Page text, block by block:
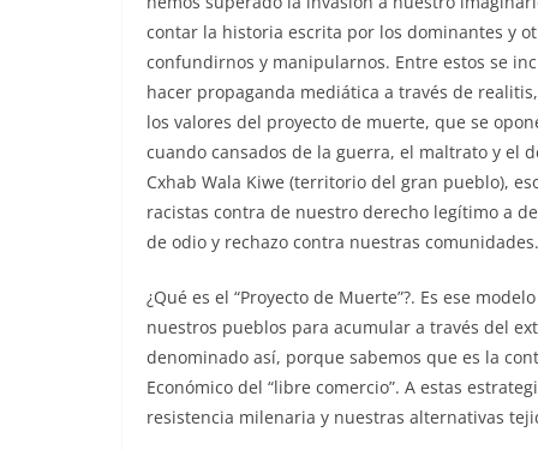
contar la historia escrita por los dominantes y
confundirnos y manipularnos. Entre estos se
hacer propaganda mediática a través de
los valores del proyecto de muerte, que se
cuando cansados de la guerra, el maltrato y el
Cxhab Wala Kiwe (territorio del gran pueblo),
racistas contra de nuestro derecho legítimo a
de odio y rechazo contra nuestras comunidades.
¿Qué es el “Proyecto de Muerte”?. Es ese
nuestros pueblos para acumular a través del
denominado así, porque sabemos que es la
Económico del “libre comercio”. A estas
resistencia milenaria y nuestras alternativas